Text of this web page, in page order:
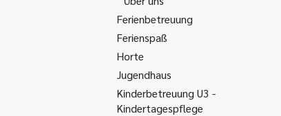
Ferienbetreuung
Ferienspaß
Horte
Jugendhaus
Kinderbetreuung U3 -
Kindertagespflege